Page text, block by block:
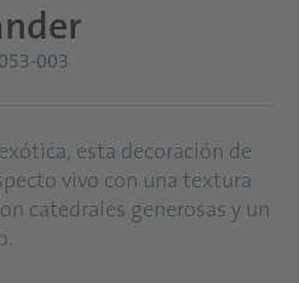
003
esta decoración de
vivo con una textura
catedrales generosas y un